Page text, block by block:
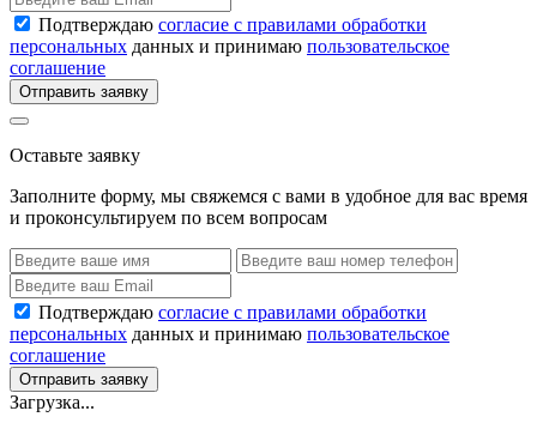
Подтверждаю согласие с правилами обработки
персональных данных и принимаю пользовательское
соглашение
Отправить заявку
Оставьте заявку
Заполните форму, мы свяжемся с вами в удобное для вас время
и проконсультируем по всем вопросам
Подтверждаю согласие с правилами обработки
персональных данных и принимаю пользовательское
соглашение
Отправить заявку
Загрузка...